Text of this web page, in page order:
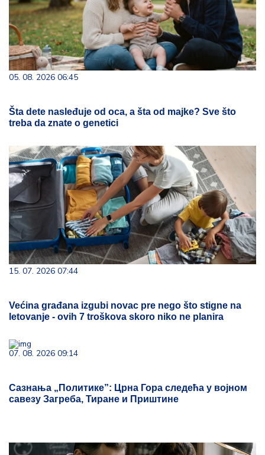
05. 08. 2026 06:45
Šta dete nasleđuje od oca, a šta od majke? Sve što
treba da znate o genetici
15. 07. 2026 07:44
Većina građana izgubi novac pre nego što stigne na
letovanje - ovih 7 troškova skoro niko ne planira
07. 08. 2026 09:14
Сазнања „Политике”: Црна Гора следећа у војном
савезу Загреба, Тиране и Приштине